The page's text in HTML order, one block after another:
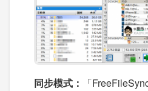
同步模式 ：
「